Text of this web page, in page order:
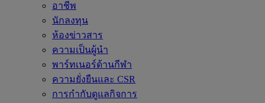
อาชีพ
นักลงทุน
ห้องข่าวสาร
ความเป็นผู้นำ
พาร์ทเนอร์ด้านกีฬา
ความยั่งยืนและ CSR
การกำกับดูแลกิจการ